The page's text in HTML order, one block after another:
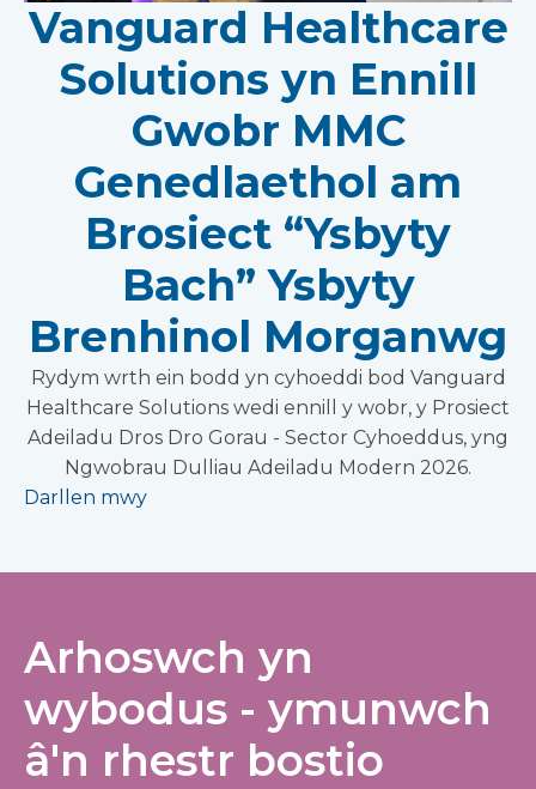
Vanguard Healthcare
Solutions yn Ennill
Gwobr MMC
Genedlaethol am
Brosiect “Ysbyty
Bach” Ysbyty
Brenhinol Morganwg
Rydym wrth ein bodd yn cyhoeddi bod Vanguard
Healthcare Solutions wedi ennill y wobr, y Prosiect
Adeiladu Dros Dro Gorau - Sector Cyhoeddus, yng
Ngwobrau Dulliau Adeiladu Modern 2026.
Darllen mwy
Arhoswch yn
wybodus - ymunwch
â'n rhestr bostio